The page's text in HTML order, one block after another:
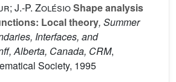
J.-P. ZolésioShape analysis
Local theory, Summer
Interfaces, and
Alberta, Canada, CRM,
Society, 1995